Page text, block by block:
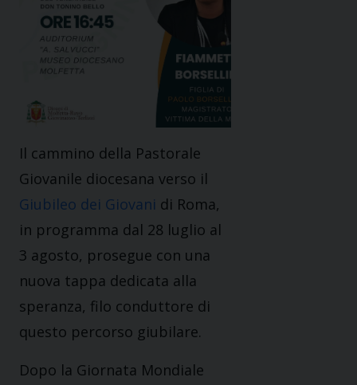
Il cammino della Pastorale
Giovanile diocesana verso il
Giubileo dei Giovani di Roma,
in programma dal 28 luglio al
3 agosto, prosegue con una
nuova tappa dedicata alla
speranza, filo conduttore di
questo percorso giubilare.
Dopo la Giornata Mondiale